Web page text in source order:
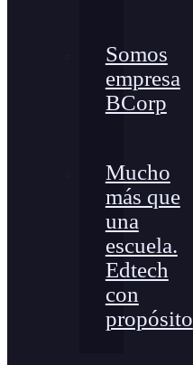
Somos
empresa
BCorp
Mucho
más que
una
escuela.
Edtech
con
propósito